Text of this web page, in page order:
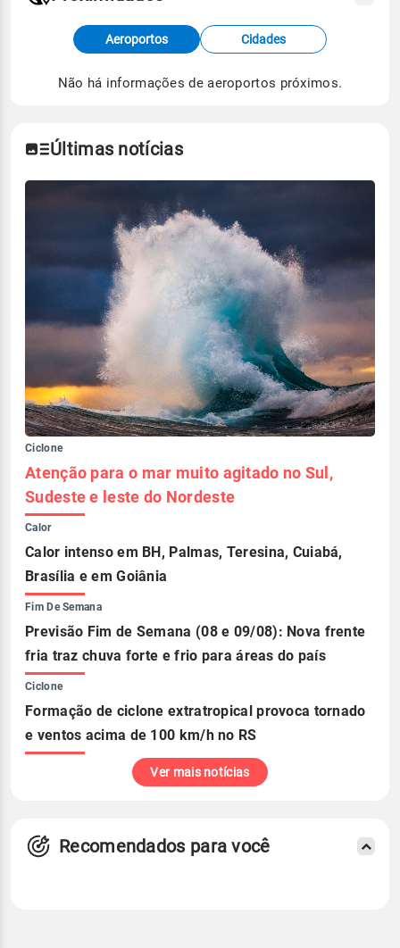
Fonte: dados combinados de estações
meteorológicas e satélite do Centro de Previsão
de Tempo e Estudos Climáticos (CPTEC).
Aeroportos Cidades
Não há informações de aeroportos próximos.
Últimas notícias
Ciclone
Atenção para o mar muito agitado no Sul,
Sudeste e leste do Nordeste
Calor
Calor intenso em BH, Palmas, Teresina, Cuiabá,
Brasília e em Goiânia
Fim De Semana
Previsão Fim de Semana (08 e 09/08): Nova frente
fria traz chuva forte e frio para áreas do país
Ciclone
Formação de ciclone extratropical provoca tornado
e ventos acima de 100 km/h no RS
Ver mais notícias
Recomendados para você